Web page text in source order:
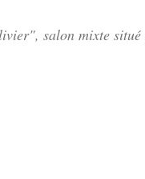
salon mixte situé